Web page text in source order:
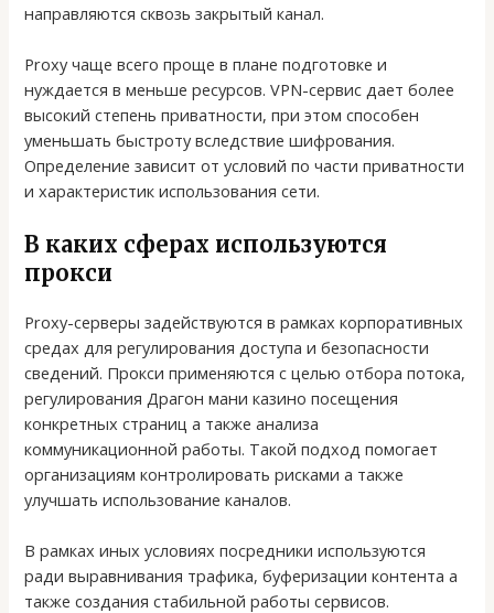
направляются сквозь закрытый канал.
Proxy чаще всего проще в плане подготовке и
нуждается в меньше ресурсов. VPN-сервис дает более
высокий степень приватности, при этом способен
уменьшать быстроту вследствие шифрования.
Определение зависит от условий по части приватности
и характеристик использования сети.
В каких сферах используются
прокси
Proxy-серверы задействуются в рамках корпоративных
средах для регулирования доступа и безопасности
сведений. Прокси применяются с целью отбора потока,
регулирования Драгон мани казино посещения
конкретных страниц а также анализа
коммуникационной работы. Такой подход помогает
организациям контролировать рисками а также
улучшать использование каналов.
В рамках иных условиях посредники используются
ради выравнивания трафика, буферизации контента а
также создания стабильной работы сервисов.